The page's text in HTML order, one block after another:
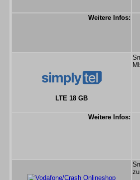
Weitere Infos:
LTE 18 GB
Weitere Infos: